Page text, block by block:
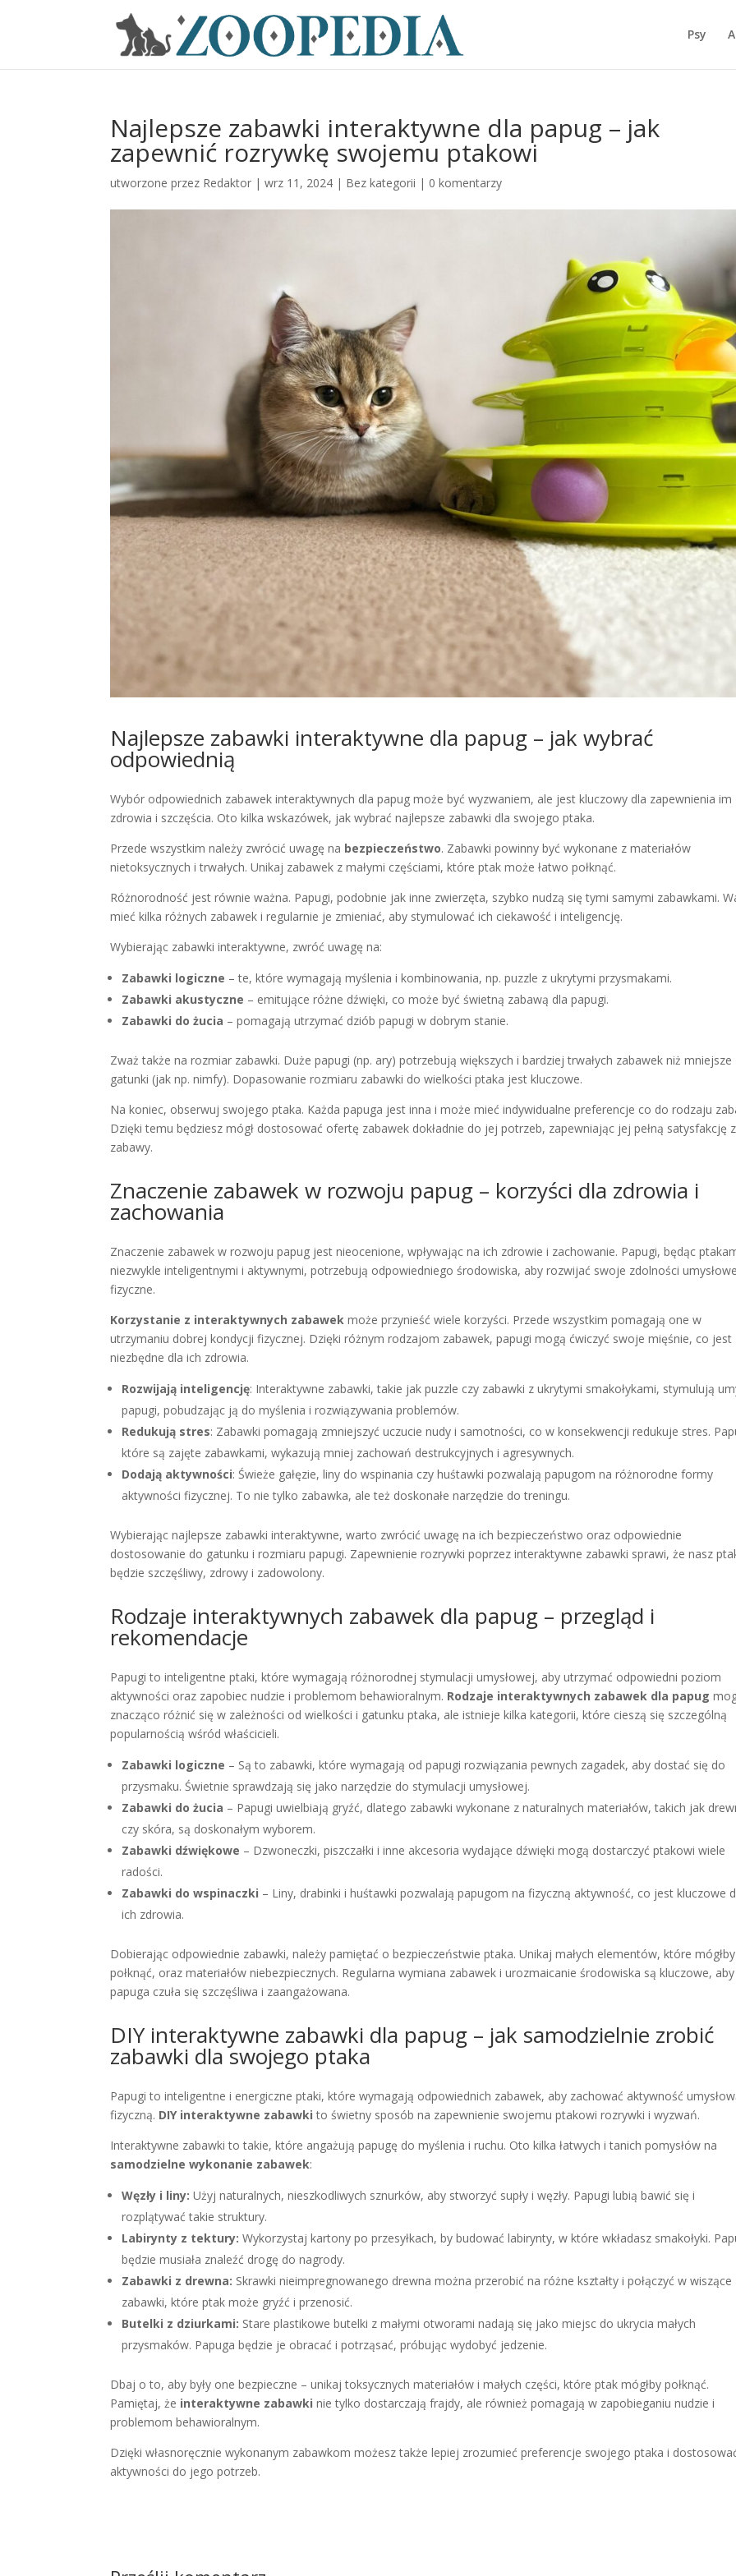
Psy
Najlepsze zabawki interaktywne dla papug – jak
zapewnić rozrywkę swojemu ptakowi
utworzone przez Redaktor |wrz 11, 2024 | Bez kategorii | 0 komentarzy
Najlepsze zabawki interaktywne dla papug – jak wybrać
odpowiednią
Wybór odpowiednich zabawek interaktywnych dla papug może być wyzwaniem, ale jest kluczowy dla zapewnienia im
zdrowia i szczęścia. Oto kilka wskazówek, jak wybrać najlepsze zabawki dla swojego ptaka.
Przede wszystkim należy zwrócić uwagę na bezpieczeństwo. Zabawki powinny być wykonane z materiałów
nietoksycznych i trwałych. Unikaj zabawek z małymi częściami, które ptak może łatwo połknąć.
Różnorodność jest równie ważna. Papugi, podobnie jak inne zwierzęta, szybko nudzą się tymi samymi zabawkami.
mieć kilka różnych zabawek i regularnie je zmieniać, aby stymulować ich ciekawość i inteligencję.
Wybierając zabawki interaktywne, zwróć uwagę na:
Zabawki logiczne – te, które wymagają myślenia i kombinowania, np. puzzle z ukrytymi przysmakami.
Zabawki akustyczne – emitujące różne dźwięki, co może być świetną zabawą dla papugi.
Zabawki do żucia – pomagają utrzymać dziób papugi w dobrym stanie.
Zważ także na rozmiar zabawki. Duże papugi (np. ary) potrzebują większych i bardziej trwałych zabawek niż mniejsze
gatunki (jak np. nimfy). Dopasowanie rozmiaru zabawki do wielkości ptaka jest kluczowe.
Na koniec, obserwuj swojego ptaka. Każda papuga jest inna i może mieć indywidualne preferencje co do rodzaju
Dzięki temu będziesz mógł dostosować ofertę zabawek dokładnie do jej potrzeb, zapewniając jej pełną satysfakcję z
zabawy.
Znaczenie zabawek w rozwoju papug – korzyści dla zdrowia i
zachowania
Znaczenie zabawek w rozwoju papug jest nieocenione, wpływając na ich zdrowie i zachowanie. Papugi, będąc
niezwykle inteligentnymi i aktywnymi, potrzebują odpowiedniego środowiska, aby rozwijać swoje zdolności
fizyczne.
Korzystanie z interaktywnych zabawek może przynieść wiele korzyści. Przede wszystkim pomagają one w
utrzymaniu dobrej kondycji fizycznej. Dzięki różnym rodzajom zabawek, papugi mogą ćwiczyć swoje mięśnie, co jest
niezbędne dla ich zdrowia.
Rozwijają inteligencję: Interaktywne zabawki, takie jak puzzle czy zabawki z ukrytymi smakołykami, stymulują
papugi, pobudzając ją do myślenia i rozwiązywania problemów.
Redukują stres: Zabawki pomagają zmniejszyć uczucie nudy i samotności, co w konsekwencji redukuje stres.
które są zajęte zabawkami, wykazują mniej zachowań destrukcyjnych i agresywnych.
Dodają aktywności: Świeże gałęzie, liny do wspinania czy huśtawki pozwalają papugom na różnorodne formy
aktywności fizycznej. To nie tylko zabawka, ale też doskonałe narzędzie do treningu.
Wybierając najlepsze zabawki interaktywne, warto zwrócić uwagę na ich bezpieczeństwo oraz odpowiednie
dostosowanie do gatunku i rozmiaru papugi. Zapewnienie rozrywki poprzez interaktywne zabawki sprawi, że nasz
będzie szczęśliwy, zdrowy i zadowolony.
Rodzaje interaktywnych zabawek dla papug – przegląd i
rekomendacje
Papugi to inteligentne ptaki, które wymagają różnorodnej stymulacji umysłowej, aby utrzymać odpowiedni poziom
aktywności oraz zapobiec nudzie i problemom behawioralnym. Rodzaje interaktywnych zabawek dla papug
znacząco różnić się w zależności od wielkości i gatunku ptaka, ale istnieje kilka kategorii, które cieszą się szczególną
popularnością wśród właścicieli.
Zabawki logiczne – Są to zabawki, które wymagają od papugi rozwiązania pewnych zagadek, aby dostać się do
przysmaku. Świetnie sprawdzają się jako narzędzie do stymulacji umysłowej.
Zabawki do żucia – Papugi uwielbiają gryźć, dlatego zabawki wykonane z naturalnych materiałów, takich jak
czy skóra, są doskonałym wyborem.
Zabawki dźwiękowe – Dzwoneczki, piszczałki i inne akcesoria wydające dźwięki mogą dostarczyć ptakowi wiele
radości.
Zabawki do wspinaczki – Liny, drabinki i huśtawki pozwalają papugom na fizyczną aktywność, co jest kluczowe
ich zdrowia.
Dobierając odpowiednie zabawki, należy pamiętać o bezpieczeństwie ptaka. Unikaj małych elementów, które mógłby
połknąć, oraz materiałów niebezpiecznych. Regularna wymiana zabawek i urozmaicanie środowiska są kluczowe, aby
papuga czuła się szczęśliwa i zaangażowana.
DIY interaktywne zabawki dla papug – jak samodzielnie zrobić
zabawki dla swojego ptaka
Papugi to inteligentne i energiczne ptaki, które wymagają odpowiednich zabawek, aby zachować aktywność
fizyczną. DIY interaktywne zabawki to świetny sposób na zapewnienie swojemu ptakowi rozrywki i wyzwań.
Interaktywne zabawki to takie, które angażują papugę do myślenia i ruchu. Oto kilka łatwych i tanich pomysłów na
samodzielne wykonanie zabawek:
Węzły i liny: Użyj naturalnych, nieszkodliwych sznurków, aby stworzyć supły i węzły. Papugi lubią bawić się i
rozplątywać takie struktury.
Labirynty z tektury: Wykorzystaj kartony po przesyłkach, by budować labirynty, w które wkładasz smakołyki.
będzie musiała znaleźć drogę do nagrody.
Zabawki z drewna: Skrawki nieimpregnowanego drewna można przerobić na różne kształty i połączyć w wiszące
zabawki, które ptak może gryźć i przenosić.
Butelki z dziurkami: Stare plastikowe butelki z małymi otworami nadają się jako miejsc do ukrycia małych
przysmaków. Papuga będzie je obracać i potrząsać, próbując wydobyć jedzenie.
Dbaj o to, aby były one bezpieczne – unikaj toksycznych materiałów i małych części, które ptak mógłby połknąć.
Pamiętaj, że interaktywne zabawki nie tylko dostarczają frajdy, ale również pomagają w zapobieganiu nudzie i
problemom behawioralnym.
Dzięki własnoręcznie wykonanym zabawkom możesz także lepiej zrozumieć preferencje swojego ptaka i
aktywności do jego potrzeb.